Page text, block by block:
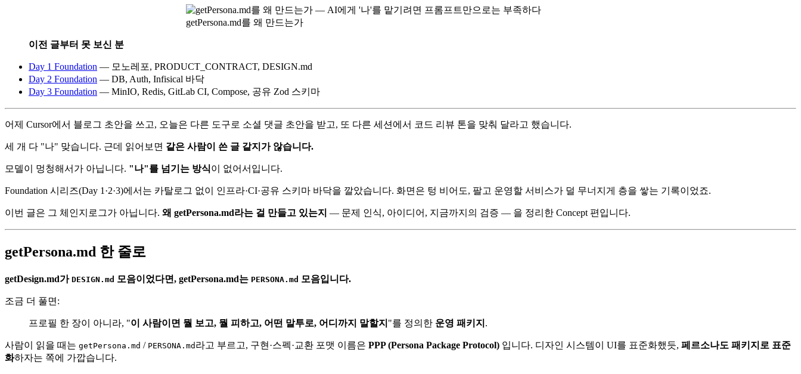
getPersona.md를 왜 만드는가
이전 글부터 못 보신 분
Day 1 Foundation — 모노레포, PRODUCT_CONTRACT, DESIGN.md
Day 2 Foundation — DB, Auth, Infisical 바닥
Day 3 Foundation — MinIO, Redis, GitLab CI, Compose, 공유 Zod 스키마
어제 Cursor에서 블로그 초안을 쓰고, 오늘은 다른 도구로 소셜 댓글 초안을 받고, 또 다른 세션에서 코드 리뷰 톤을 맞춰 달라고 했습니다.
세 개 다 "나" 맞습니다. 근데 읽어보면 같은 사람이 쓴 글 같지가 않습니다.
모델이 멍청해서가 아닙니다. "나"를 넘기는 방식이 없어서입니다.
Foundation 시리즈(Day 1·2·3)에서는 카탈로그 없이 인프라·CI·공유 스키마 바닥을 깔았습니다. 화면은 텅 비어도, 팔고 운영할 서비스가 덜 무너지게 층을 쌓는 기록이었죠.
이번 글은 그 체인지로그가 아닙니다. 왜 getPersona.md라는 걸 만들고 있는지 — 문제 인식, 아이디어, 지금까지의 검증 — 을 정리한 Concept 편입니다.
getPersona.md 한 줄로
getDesign.md가 DESIGN.md 모음이었다면, getPersona.md는 PERSONA.md 모음입니다.
조금 더 풀면:
프로필 한 장이 아니라, "이 사람이면 뭘 보고, 뭘 피하고, 어떤 말투로, 어디까지 말할지 "를 정의한 운영 패키지 .
사람이 읽을 때는 getPersona.md / PERSONA.md 라고 부르고, 구현·스펙·교환 포맷 이름은 PPP (Persona Package Protocol) 입니다. 디자인 시스템이 UI를 표준화했듯, 페르소나도 패키지로 표준
화하자는 쪽에 가깝습니다.